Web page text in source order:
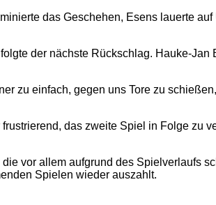
das Geschehen, Esens lauerte
der nächste Rückschlag. Hauke-
zu einfach, gegen uns Tore zu
das zweite Spiel in Folge zu
vor allem aufgrund des Spielverlaufs
Spielen wieder auszahlt.